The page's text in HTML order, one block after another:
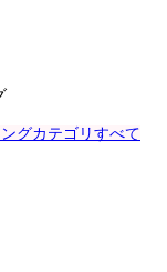
グカテゴリすべて